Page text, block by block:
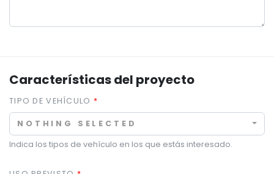
Características del proyecto
TIPO DE VEHÍCULO
NOTHING SELECTED
Indica los tipos de vehículo en los que estás interesado.